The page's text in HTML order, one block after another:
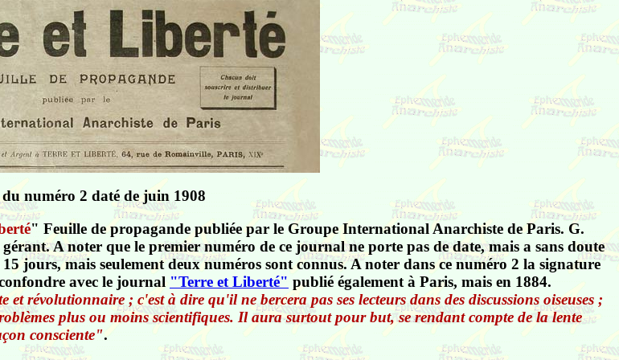
numéro 2 daté de juin 1908
" Feuille de propagande publiée par le Groupe International Anarchiste de Paris. G.
A noter que le premier numéro de ce journal ne porte pas de date, mais a sans doute
jours, mais seulement deux numéros sont connus. A noter dans ce numéro 2 la signature
avec le journal "Terre et Liberté" publié également à Paris, mais en 1884.
révolutionnaire ; c'est à dire qu'il ne bercera pas ses lecteurs dans des discussions oiseuses ;
plus ou moins scientifiques. Il aura surtout pour but, se rendant compte de la lente
consciente".